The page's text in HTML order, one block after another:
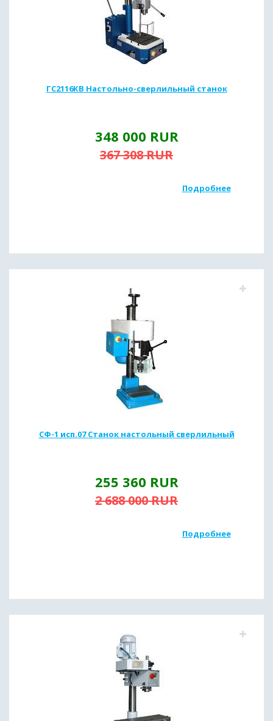
ГС2116КВ Настольно-сверлильный станок
348 000 RUR
367 308RUR
Подробнее
СФ-1 исп.07 Станок настольный сверлильный
255 360 RUR
2 688 000RUR
Подробнее